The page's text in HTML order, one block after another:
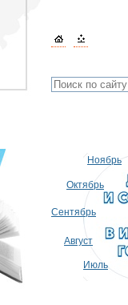
Июль
Август
Сентябрь
Октябрь
Ноябрь